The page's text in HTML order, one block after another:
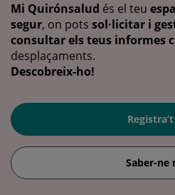
Mi Quirónsalud és el teu
segur, on pots sol·licitar i
consultar els teus informes
desplaçaments.
Descobreix-ho!
Saber-ne